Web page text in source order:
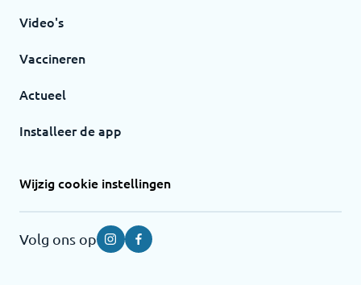
Video's
Vaccineren
Actueel
Installeer de app
Wijzig cookie instellingen
Volg ons op InstagramFacebook